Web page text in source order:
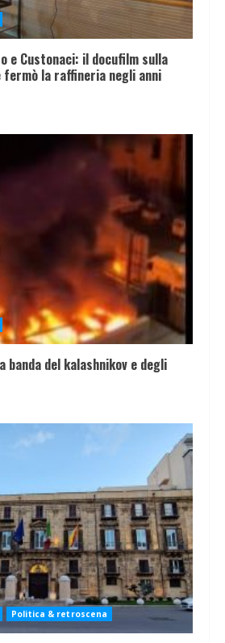
e Custonaci: il docufilm sulla
la raffineria negli anni
banda del kalashnikov e degli
Politica & retroscena